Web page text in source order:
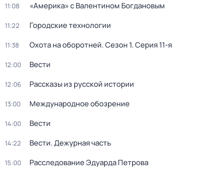
11:08 «Америка» с Валентином Богдановым
11:22 Городские технологии
11:38 Охота на оборотней. Сезон 1. Серия 11-я
12:00 Вести
12:06 Рассказы из русской истории
13:00 Международное обозрение
14:00 Вести
14:22 Вести. Дежурная часть
15:00 Расследование Эдуарда Петрова